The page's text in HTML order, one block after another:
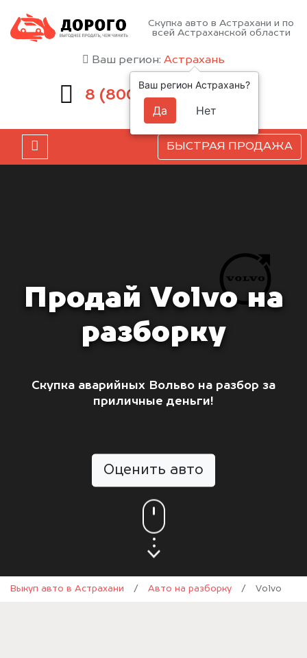
Скупка авто в Астрахани и по
всей Астраханской области
Ваш регион: Астрахань
8 (800)551-81-15
БЫСТРАЯ ПРОДАЖА
Продай Volvo на
разборку
Скупка аварийных Вольво на разбор за
приличные деньги!
Оценить авто
Выкуп авто в Астрахани / Авто на разборку / Volvo
Ваш регион Астрахань?
Да Нет